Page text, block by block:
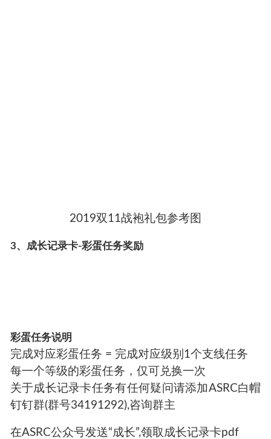
2019双11战袍礼包参考图
3、成长记录卡-彩蛋任务奖励
彩蛋任务说明
完成对应彩蛋任务 = 完成对应级别1个支线任务
每一个等级的彩蛋任务，仅可兑换一次
关于成长记录卡任务有任何疑问请添加ASRC白帽
钉钉群(群号34191292),咨询群主
在ASRC公众号发送“成长”,领取成长记录卡pdf